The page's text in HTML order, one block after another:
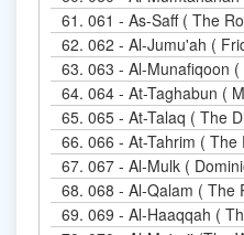
61.
62.
63.
64.
65.
66.
67.
68.
69.